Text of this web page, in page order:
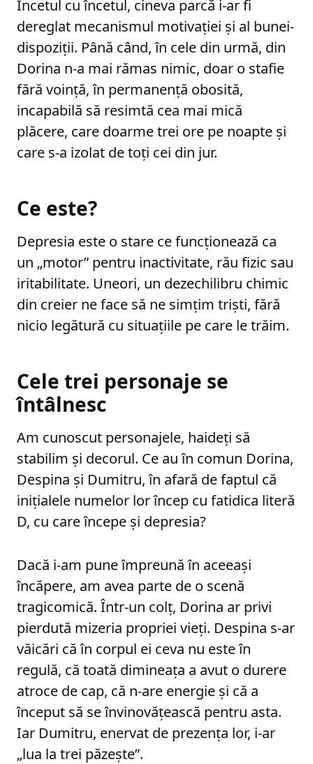
Încetul cu încetul, cineva parcă i-ar fi
dereglat mecanismul motivației și al bunei-
dispoziții. Până când, în cele din urmă, din
Dorina n-a mai rămas nimic, doar o stafie
fără voință, în permanență obosită,
incapabilă să resimtă cea mai mică
plăcere, care doarme trei ore pe noapte și
care s-a izolat de toți cei din jur.
Ce este?
Depresia este o stare ce funcționează ca
un „motor” pentru inactivitate, rău fizic sau
iritabilitate. Uneori, un dezechilibru chimic
din creier ne face să ne simțim triști, fără
nicio legătură cu situațiile pe care le trăim.
Cele trei personaje se
întâlnesc
Am cunoscut personajele, haideți să
stabilim și decorul. Ce au în comun Dorina,
Despina și Dumitru, în afară de faptul că
inițialele numelor lor încep cu fatidica literă
D, cu care începe și depresia?
Dacă i-am pune împreună în aceeași
încăpere, am avea parte de o scenă
tragicomică. Într-un colț, Dorina ar privi
pierdută mizeria propriei vieți. Despina s-ar
văicări că în corpul ei ceva nu este în
regulă, că toată dimineața a avut o durere
atroce de cap, că n-are energie și că a
început să se învinovățească pentru asta.
Iar Dumitru, enervat de prezența lor, i-ar
„lua la trei păzește”.